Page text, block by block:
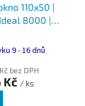
110x50 |
8000 |
9 - 16 dnů
bez DPH
Kč / ks